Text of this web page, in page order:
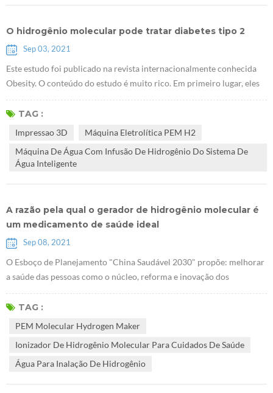
O hidrogênio molecular pode tratar diabetes tipo 2
Sep 03, 2021
Este estudo foi publicado na revista internacionalmente conhecida
Obesity. O conteúdo do estudo é muito rico. Em primeiro lugar, eles
descobriram queE Máquina eletrolítica PEM H2 pode promover o
acúmulo de glicogênio no fígado. Eles usaram camundongos db / db
Health...
TAG :
Impressao 3D
Máquina Eletrolítica PEM H2
Máquina De Água Com Infusão De Hidrogênio Do Sistema De
Água Inteligente
A razão pela qual o gerador de hidrogênio molecular é
um medicamento de saúde ideal
Sep 08, 2021
O Esboço de Planejamento "China Saudável 2030" propõe: melhorar
a saúde das pessoas como o núcleo, reforma e inovação dos
mecanismos institucionais como força motriz, e focar na
popularização da vida saudável, otimizando os serviços de saúde,
saúde começou com a medi...
TAG :
PEM Molecular Hydrogen Maker
Ionizador De Hidrogênio Molecular Para Cuidados De Saúde
Água Para Inalação De Hidrogênio